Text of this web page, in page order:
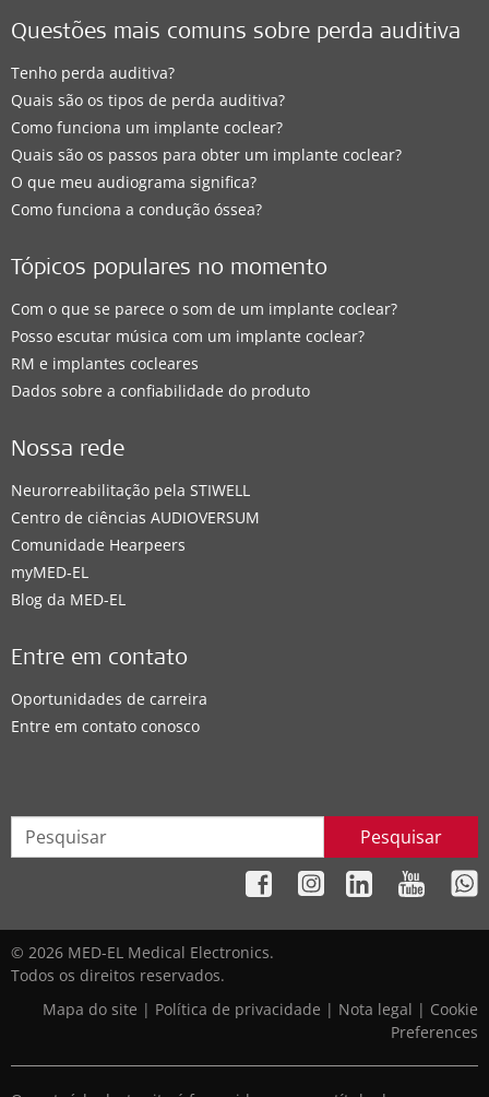
Questões mais comuns sobre perda auditiva
Tenho perda auditiva?
Quais são os tipos de perda auditiva?
Como funciona um implante coclear?
Quais são os passos para obter um implante coclear?
O que meu audiograma significa?
Como funciona a condução óssea?
Tópicos populares no momento
Com o que se parece o som de um implante coclear?
Posso escutar música com um implante coclear?
RM e implantes cocleares
Dados sobre a confiabilidade do produto
Nossa rede
Neurorreabilitação pela STIWELL
Centro de ciências AUDIOVERSUM
Comunidade Hearpeers
myMED‑EL
Blog da MED-EL
Entre em contato
Oportunidades de carreira
Entre em contato conosco
Pesquisar
© 2026 MED-EL Medical Electronics.
Todos os direitos reservados.
Mapa do site | Política de privacidade | Nota legal | Cookie
Preferences